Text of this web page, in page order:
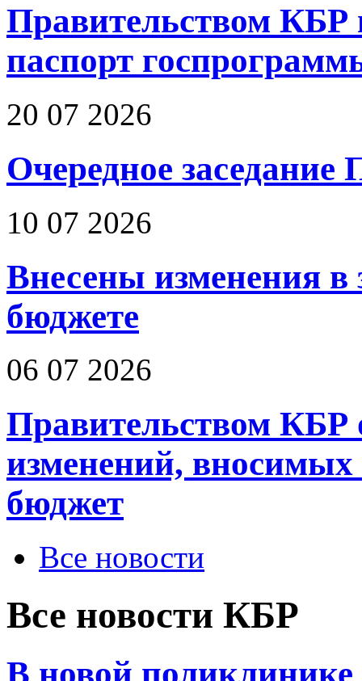
Правительством КБР
паспорт
20 07 2026
Очередное
10 07 2026
Внесены изменения в
бюджете
06 07 2026
Правительством КБР
изменений, вносимых
бюджет
Все новости
Все новости КБР